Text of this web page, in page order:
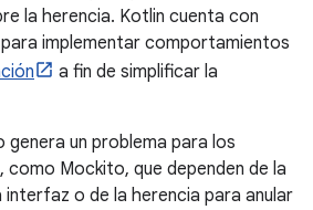
la herencia. Kotlin cuenta con
implementar comportamientos
a fin de simplificar la
un problema para los
Mockito, que dependen de la
interfaz o de la herencia para anular